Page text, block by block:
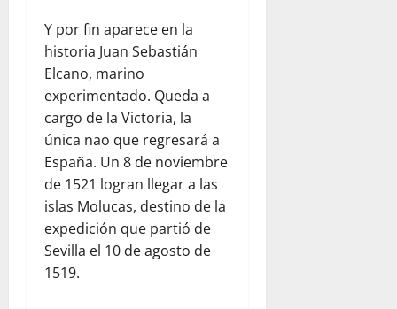
Y por fin aparece en la
historia Juan Sebastián
Elcano, marino
experimentado. Queda a
cargo de la Victoria, la
única nao que regresará a
España. Un 8 de noviembre
de 1521 logran llegar a las
islas Molucas, destino de la
expedición que partió de
Sevilla el 10 de agosto de
1519.